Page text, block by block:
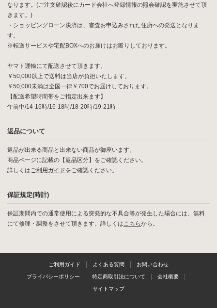
なります。(ご注文確認後にカード会社へ登録情報の照会確認を実施させて頂
きます。)
・ショッピングローン決済は、審査お申込みされた住所への発送となりま
す。
※転送サービスや宅配BOXへのお届けはお断りしております。
ヤマト運輸にて配送させて頂きます。
￥50,000以上で送料は当店が負担いたします。
￥50,000未満は全国一律￥700でお届けしております。
【配送希望時間帯をご指定出来ます】
午前中/14-16時/16-18時/18-20時/19-21時
返品について
返品が出来る商品と出来ない商品が御座います。
商品ページに記載の【返品区分】をご確認ください。
詳しくはご利用ガイドをご確認ください。
保証規定(時計)
保証期間内での通常使用による突発的な不具合等が発生した場合には、無料
にて修理・調整をさせて頂きます。詳しくはこちらから。
ご利用ガイド よくある質問 お問い合わせ
プライバシーポリシー 特定商取引法について 会社概要
サイトマップ